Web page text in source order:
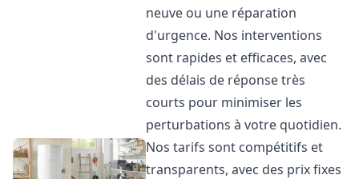
neuve ou une réparation
d'urgence. Nos interventions
sont rapides et efficaces, avec
des délais de réponse très
courts pour minimiser les
perturbations à votre quotidien.
Nos tarifs sont compétitifs et
transparents, avec des prix fixes